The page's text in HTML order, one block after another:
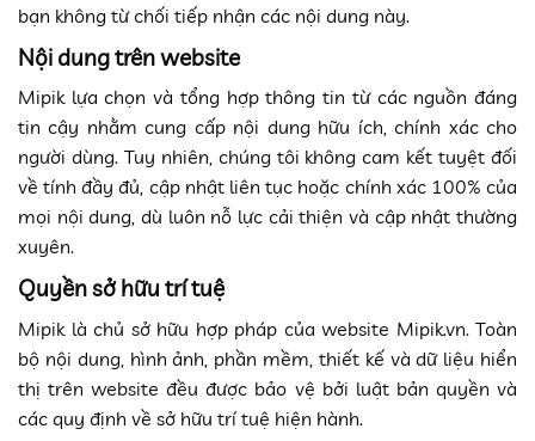
bạn không từ chối tiếp nhận các nội dung này.
Nội dung trên website
Mipik lựa chọn và tổng hợp thông tin từ các nguồn đáng
tin cậy nhằm cung cấp nội dung hữu ích, chính xác cho
người dùng. Tuy nhiên, chúng tôi không cam kết tuyệt đối
về tính đầy đủ, cập nhật liên tục hoặc chính xác 100% của
mọi nội dung, dù luôn nỗ lực cải thiện và cập nhật thường
xuyên.
Quyền sở hữu trí tuệ
Mipik là chủ sở hữu hợp pháp của website Mipik.vn. Toàn
bộ nội dung, hình ảnh, phần mềm, thiết kế và dữ liệu hiển
thị trên website đều được bảo vệ bởi luật bản quyền và
các quy định về sở hữu trí tuệ hiện hành.